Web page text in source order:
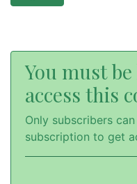
You must
access this
Only subscribers
subscription to get